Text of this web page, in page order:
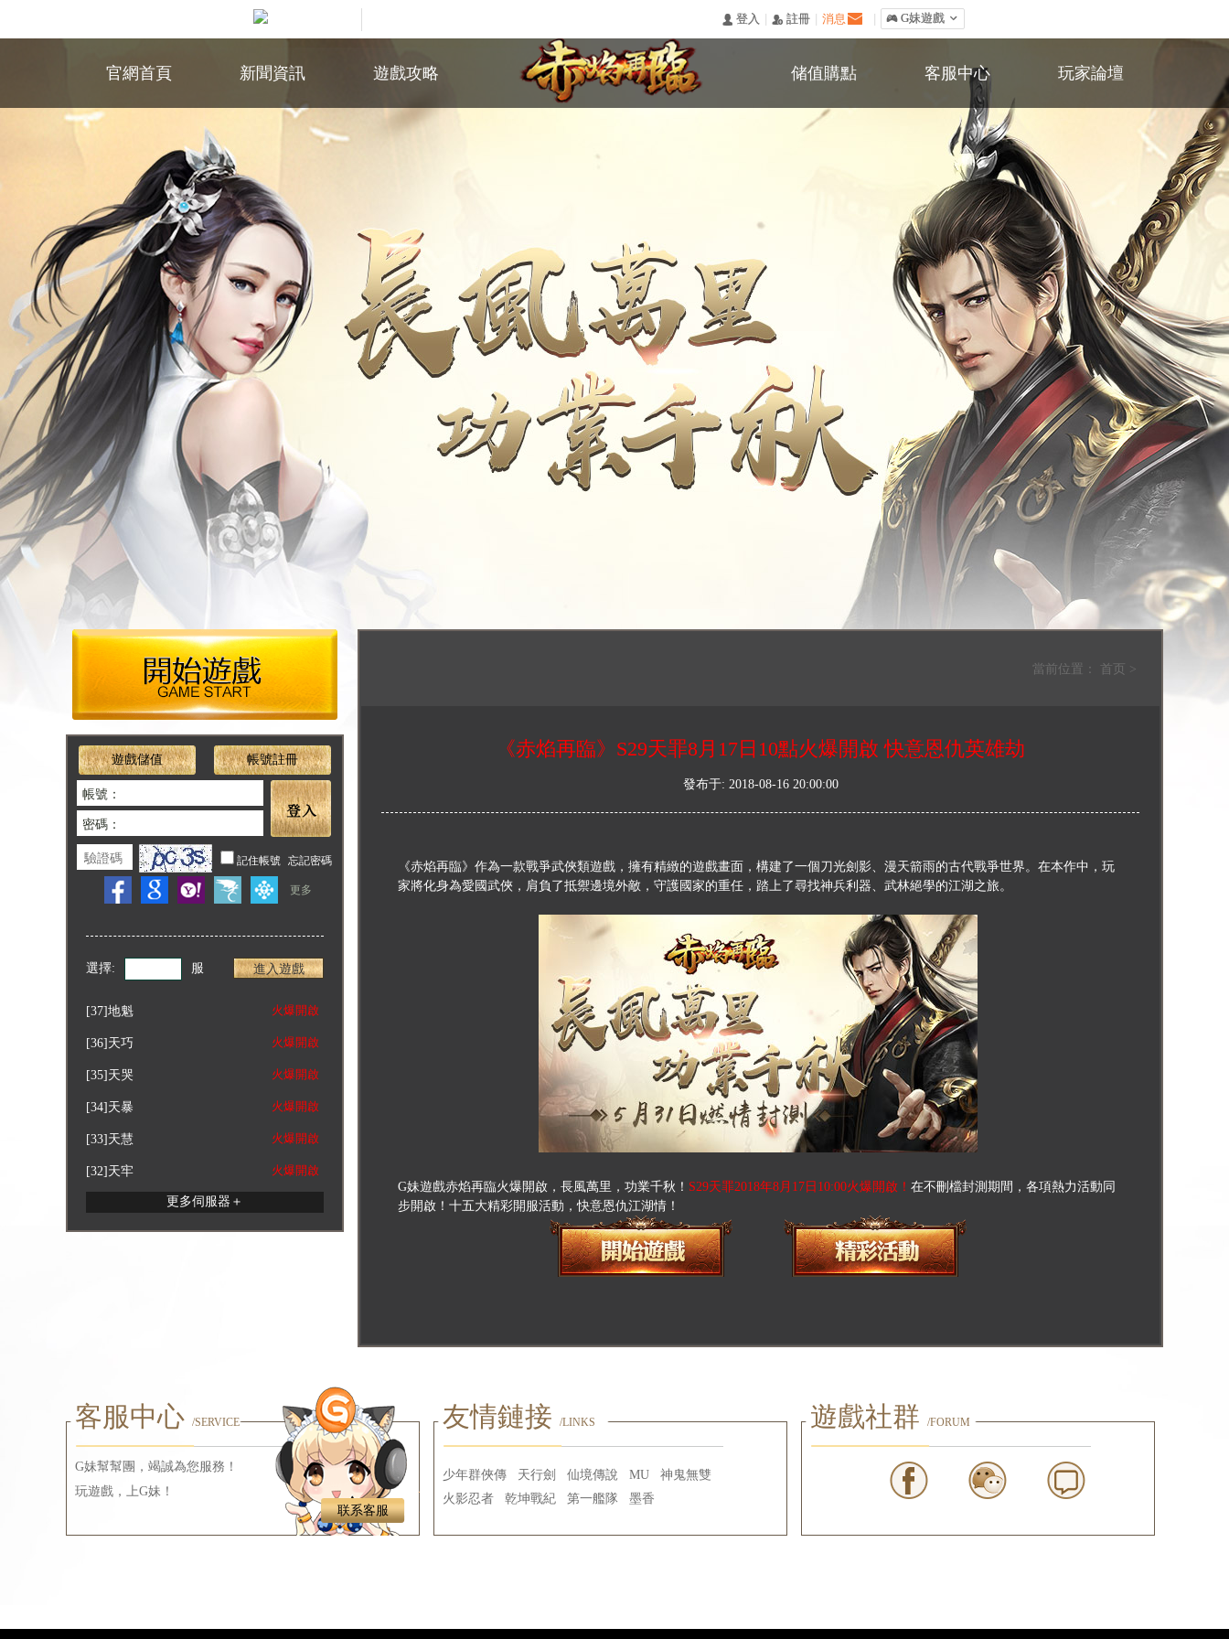
󰄭 登入 󰅍 註冊 消息 󰀷 G妹遊戲 
官網首頁 新聞資訊 遊戲攻略 储值購點 客服中心 玩家論壇
遊戲儲值 帳號註冊
選擇: 服 進入遊戲
[37]地魁 火爆開啟
[36] 天巧 火爆開啟
[35] 天哭 火爆開啟
[34] 天暴 火爆開啟
[33] 天慧 火爆開啟
[32] 天牢 火爆開啟
更多伺服器＋
當前位置： 首页 >
《赤焰再臨》S29天罪8月17日10點火爆開啟 快意恩仇英雄劫
發布于: 2018-08-16 20:00:00
《赤焰再臨》作為一款戰爭武俠類遊戲，擁有精緻的遊戲畫面，構建了一個刀光劍影、漫天箭雨的古代戰爭世界。在本作中，玩
家將化身為愛國武俠，肩負了抵禦邊境外敵，守護國家的重任，踏上了尋找神兵利器、武林絕學的江湖之旅。
G妹遊戲赤焰再臨火爆開啟，長風萬里，功業千秋 ！ S29天罪2018年8月17日10:00火爆開啟 ！ 在不刪檔封測期間，各項熱力活動同
步開啟！十五大精彩開服活動，快意恩仇江湖情！
客服中心 /SERVICE
G妹幫幫團，竭誠為您服務！
玩遊戲，上G妹！
联系客服
友情鏈接 /LINKS
少年群俠傳 天行劍 仙境傳說 MU
神鬼無雙
火影忍者
乾坤戰紀 第一艦隊 墨香
遊戲社群 /FORUM